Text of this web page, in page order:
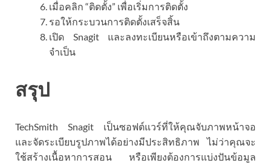
เมื่อคลิก “ติดตั้ง” เพื่อเริ่มการติดตั้ง
รอให้กระบวนการติดตั้งเสร็จสิ้น
เปิด Snagit และลงทะเบียนหรือเข้าถึงตามความ
จำเป็น
สรุป
TechSmith Snagit เป็นซอฟต์แวร์ที่ให้คุณจับภาพหน้าจอ
และจัดระเบียบรูปภาพได้อย่างมีประสิทธิภาพ ไม่ว่าคุณจะ
ใช้สร้างเนื้อหาการสอน หรือเพียงต้องการแบ่งปันข้อมูล